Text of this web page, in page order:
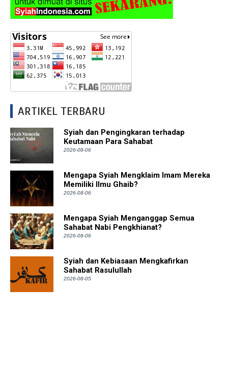
ARTIKEL TERBARU
Syiah dan Pengingkaran terhadap
Keutamaan Para Sahabat
2026-08-06
Mengapa Syiah Mengklaim Imam Mereka
Memiliki Ilmu Ghaib?
2026-08-06
Mengapa Syiah Menganggap Semua
Sahabat Nabi Pengkhianat?
2026-08-06
Syiah dan Kebiasaan Mengkafirkan
Sahabat Rasulullah
2026-08-05